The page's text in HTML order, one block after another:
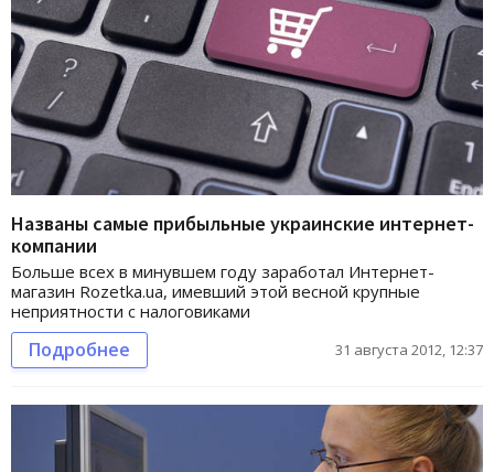
Названы самые прибыльные украинские интернет-
компании
Больше всех в минувшем году заработал Интернет-
магазин Rozetka.ua, имевший этой весной крупные
неприятности с налоговиками
Подробнее 31 августа 2012, 12:37